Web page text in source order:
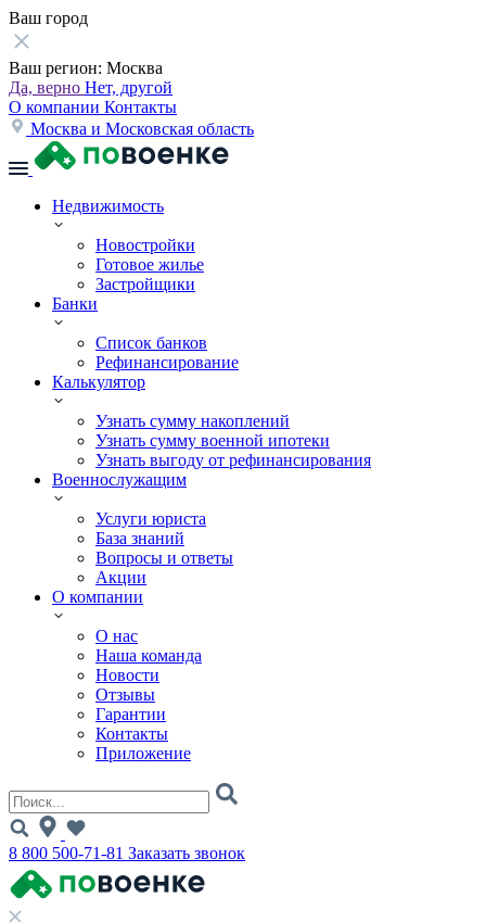
Ваш город
Ваш регион: Москва
Да, верно Нет, другой
О компании Контакты
Москва и Московская область
Недвижимость
Новостройки
Готовое жилье
Застройщики
Банки
Список банков
Рефинансирование
Калькулятор
Узнать сумму накоплений
Узнать сумму военной ипотеки
Узнать выгоду от рефинансирования
Военнослужащим
Услуги юриста
База знаний
Вопросы и ответы
Акции
О компании
О нас
Наша команда
Новости
Отзывы
Гарантии
Контакты
Приложение
8 800 500-71-81 Заказать звонок